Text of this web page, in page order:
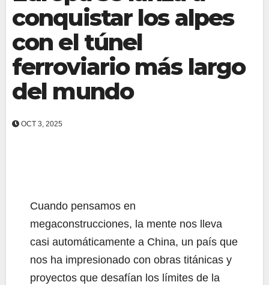
conquistar los alpes
con el túnel
ferroviario más largo
del mundo
OCT 3, 2025
Cuando pensamos en
megaconstrucciones, la mente nos lleva
casi automáticamente a China, un país que
nos ha impresionado con obras titánicas y
proyectos que desafían los límites de la